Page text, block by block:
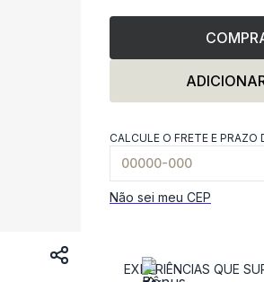
CALCULE O FRETE E PRAZO
Não sei meu CEP
EXPERIÊNCIAS QUE